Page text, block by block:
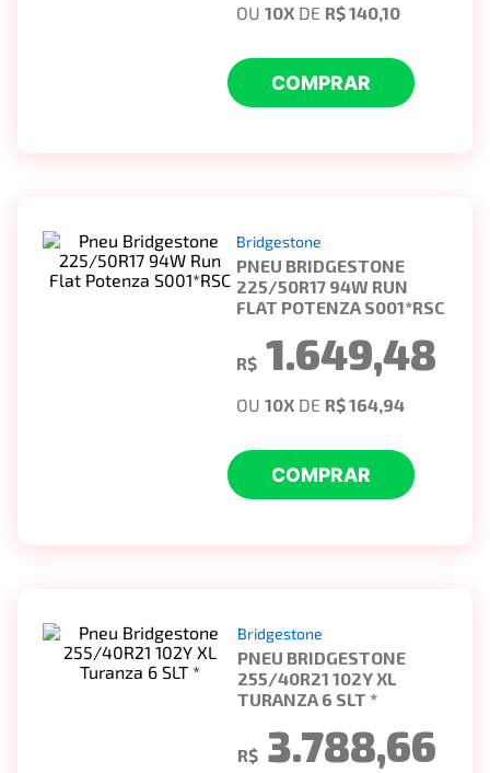
OU 10XDE R$ 140,10
COMPRAR
Bridgestone
PNEU BRIDGESTONE
225/50R17 94W RUN
FLAT POTENZA S001*RSC
R$ 1.649,48
OU10X DE R$ 164,94
COMPRAR
Bridgestone
PNEU BRIDGESTONE
255/40R21 102Y XL
TURANZA 6 SLT *
R$ 3.788,66